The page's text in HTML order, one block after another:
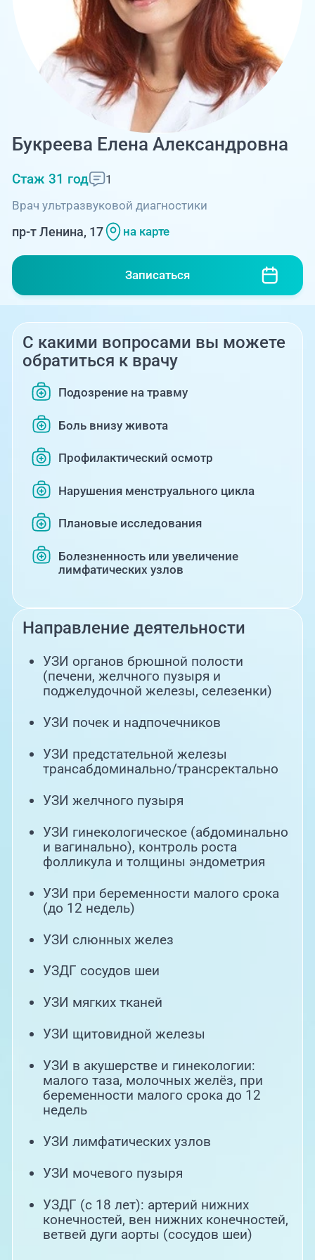
О клинике
Блог врачей
Пациентам
PreventAGE
запись на прием
+7 (351) 220-03-03
Центр амбулаторной
онкологической помощи
+7 (7142) 927-003
Справочный телефон для
жителей Казахстана
Букреева Елена Александровна
Стаж 31 год
1
Врач ультразвуковой диагностики
пр-т Ленина, 17 на карте
Записаться
С какими вопросами вы можете
обратиться к врачу
Подозрение на травму
Боль внизу живота
Профилактический осмотр
Нарушения менструального цикла
Плановые исследования
Болезненность или увеличение
лимфатических узлов
Направление деятельности
УЗИ органов брюшной полости
(печени, желчного пузыря и
поджелудочной железы, селезенки)
УЗИ почек и надпочечников
УЗИ предстательной железы
трансабдоминально/трансректально
УЗИ желчного пузыря
УЗИ гинекологическое (абдоминально
и вагинально), контроль роста
фолликула и толщины эндометрия
УЗИ при беременности малого срока
(до 12 недель)
УЗИ слюнных желез
УЗДГ сосудов шеи
УЗИ мягких тканей
УЗИ щитовидной железы
УЗИ в акушерстве и гинекологии:
малого таза, молочных желёз, при
беременности малого срока до 12
недель
УЗИ лимфатических узлов
УЗИ мочевого пузыря
УЗДГ (с 18 лет): артерий нижних
конечностей, вен нижних конечностей,
ветвей дуги аорты (сосудов шеи)